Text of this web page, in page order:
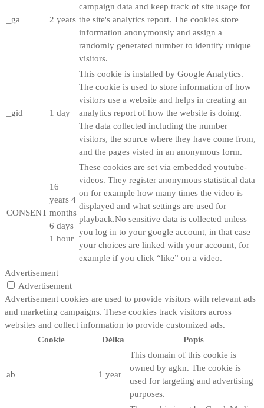
_ga 2 years
campaign data and keep track of site usage for
the site's analytics report. The cookies store
information anonymously and assign a
randomly generated number to identify unique
visitors.
_gid 1 day
This cookie is installed by Google Analytics.
The cookie is used to store information of how
visitors use a website and helps in creating an
analytics report of how the website is doing.
The data collected including the number
visitors, the source where they have come from,
and the pages visted in an anonymous form.
CONSENT
16
years 4
months
6 days
1 hour
These cookies are set via embedded youtube-
videos. They register anonymous statistical data
on for example how many times the video is
displayed and what settings are used for
playback.No sensitive data is collected unless
you log in to your google account, in that case
your choices are linked with your account, for
example if you click “like” on a video.
Advertisement
Advertisement
Advertisement cookies are used to provide visitors with relevant ads
and marketing campaigns. These cookies track visitors across
websites and collect information to provide customized ads.
Cookie
Délka Popis
ab 1 year
This domain of this cookie is
owned by agkn. The cookie is
used for targeting and advertising
purposes.